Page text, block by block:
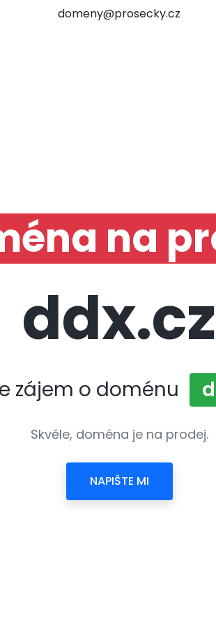
domeny@prosecky.cz
na
ddx.cz
zájem o doménu
Skvěle, doména je na prodej.
NAPIŠTE MI